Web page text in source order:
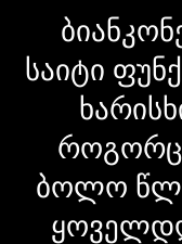
საიტი
როგორც
ბოლო